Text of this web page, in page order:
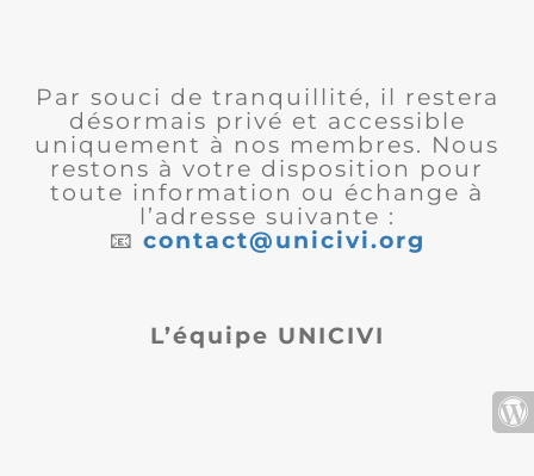
Par souci de tranquillité, il restera
désormais privé et accessible
uniquement à nos membres. Nous
restons à votre disposition pour
toute information ou échange à
l’adresse suivante :
📧 contact@unicivi.org
L’équipe UNICIVI